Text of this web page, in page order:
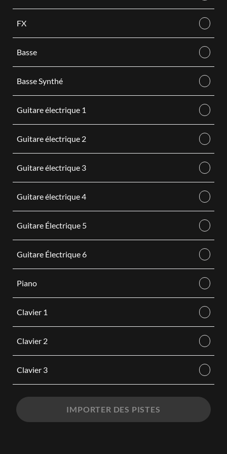
FX
Basse
Basse Synthé
Guitare électrique 1
Guitare électrique 2
Guitare électrique 3
Guitare électrique 4
Guitare Électrique 5
Guitare Électrique 6
Piano
Clavier 1
Clavier 2
Clavier 3
IMPORTER DES PISTES